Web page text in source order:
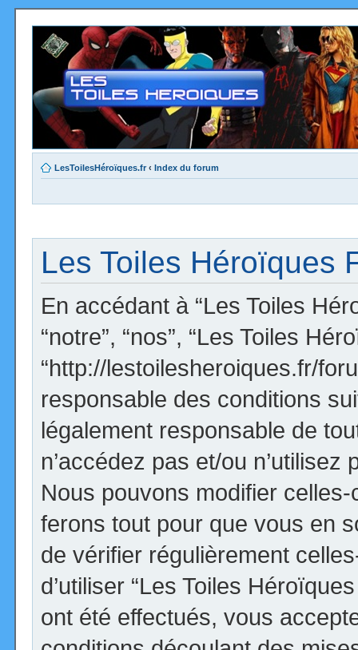
LesToilesHéroïques.fr ‹ Index du forum
Les Toiles Héroïques
En accédant à “Les Toiles
“notre”, “nos”, “Les Toiles
“http://lestoilesheroiques.fr/
responsable des conditions
légalement responsable de
n’accédez pas et/ou n’utilisez
Nous pouvons modifier
ferons tout pour que vous en
de vérifier régulièrement
d’utiliser “Les Toiles
ont été effectués, vous